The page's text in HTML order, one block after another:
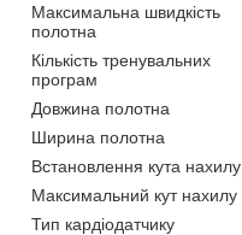
Максимальна швидкість
полотна
Кількість тренувальних
програм
Довжина полотна
Ширина полотна
Встановлення кута нахилу
Максимальний кут нахилу
Тип кардіодатчику